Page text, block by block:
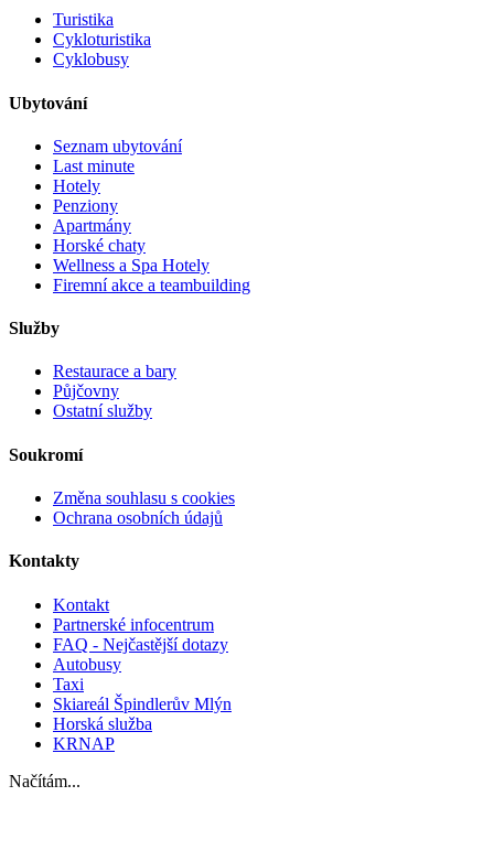
Turistika
Cykloturistika
Cyklobusy
Ubytování
Seznam ubytování
Last minute
Hotely
Penziony
Apartmány
Horské chaty
Wellness a Spa Hotely
Firemní akce a teambuilding
Služby
Restaurace a bary
Půjčovny
Ostatní služby
Soukromí
Změna souhlasu s cookies
Ochrana osobních údajů
Kontakty
Kontakt
Partnerské infocentrum
FAQ - Nejčastější dotazy
Autobusy
Taxi
Skiareál Špindlerův Mlýn
Horská služba
KRNAP
Načítám...